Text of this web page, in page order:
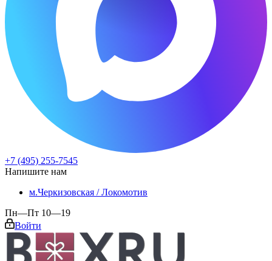
+7 (495) 255-7545
Напишите нам
м.Черкизовская / Локомотив
Пн—Пт 10—19
Войти